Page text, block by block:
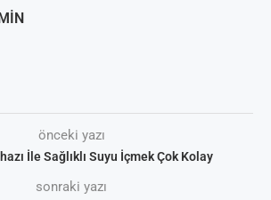
önceki yazı
İle Sağlıklı Suyu İçmek Çok Kolay
sonraki yazı